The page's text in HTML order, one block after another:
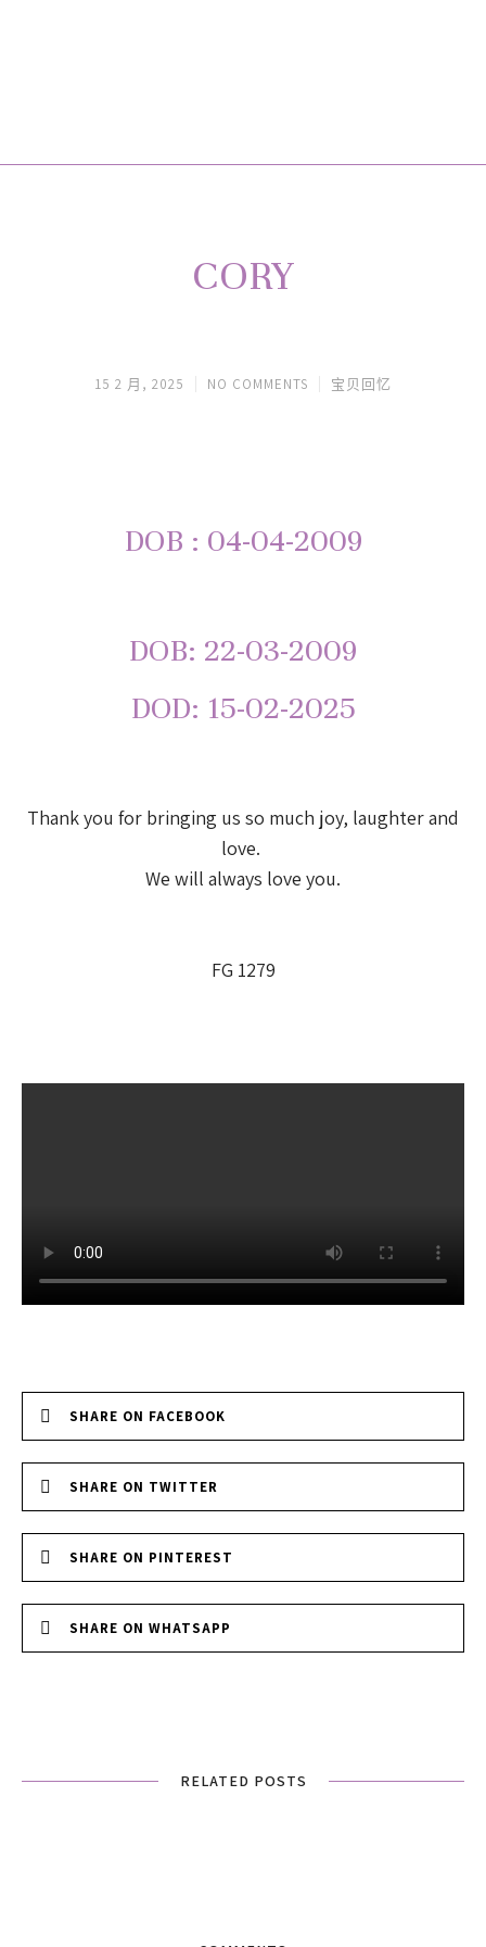
CORY
15 2 月, 2025 NO COMMENTS 宝贝回忆
DOB : 04-04-2009
DOB: 22-03-2009
DOD: 15-02-2025
Thank you for bringing us so much joy, laughter and
love.
We will always love you.
FG 1279
SHARE ON FACEBOOK
SHARE ON TWITTER
SHARE ON PINTEREST
SHARE ON WHATSAPP
RELATED POSTS